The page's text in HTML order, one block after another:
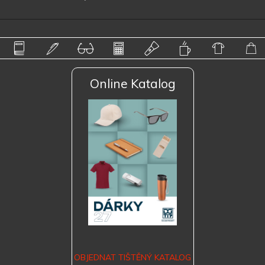
Online Katalog
OBJEDNAT TIŠTĚNÝ KATALOG